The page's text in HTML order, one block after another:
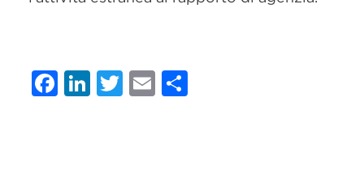
Facebook
LinkedIn
Twitter
Email